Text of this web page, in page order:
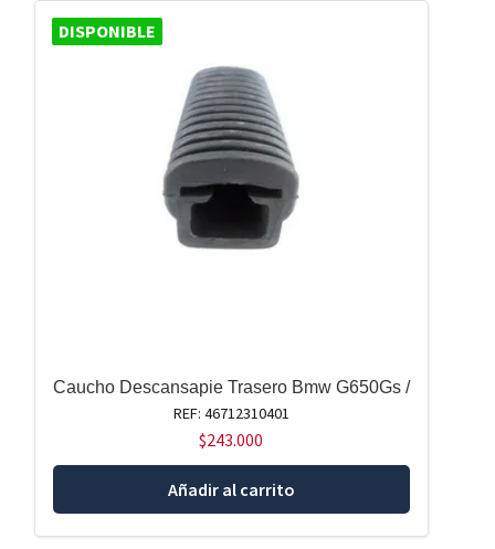
DISPONIBLE
Caucho Descansapie Trasero Bmw G650Gs /
REF: 46712310401
$243.000
Añadir al carrito